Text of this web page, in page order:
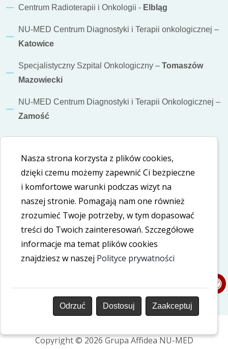
Centrum Radioterapii i Onkologii - Elbląg
NU-MED Centrum Diagnostyki i Terapii onkologicznej –
Katowice
Specjalistyczny Szpital Onkologiczny – Tomaszów
Mazowiecki
NU-MED Centrum Diagnostyki i Terapii Onkologicznej –
Zamość
Polityka prywatności
Deklaracja dostępności
Nasze social media
Copyright © 2026 Grupa Affidea NU-MED
Nasza strona korzysta z plików cookies,
dzięki czemu możemy zapewnić Ci bezpieczne
i komfortowe warunki podczas wizyt na
naszej stronie. Pomagają nam one również
zrozumieć Twoje potrzeby, w tym dopasować
treści do Twoich zainteresowań. Szczegółowe
informacje ma temat plików cookies
znajdziesz w naszej Polityce prywatności
Odrzuć Dostosuj Zaakceptuj